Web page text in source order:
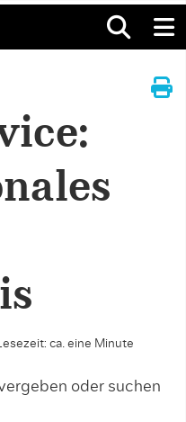
ca. eine Minute
oder suchen